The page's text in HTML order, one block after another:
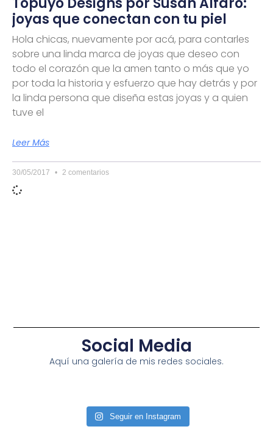
joyas que conectan con tu piel
Hola chicas, nuevamente por acá, para contarles
sobre una linda marca de joyas que deseo con
todo el corazón que la amen tanto o más que yo
por toda la historia y esfuerzo que hay detrás y por
la linda persona que diseña estas joyas y a quien
tuve el
Leer Más
30/05/2017 2 comentarios
Social Media
Aquí una galería de mis redes sociales.
Seguir en Instagram